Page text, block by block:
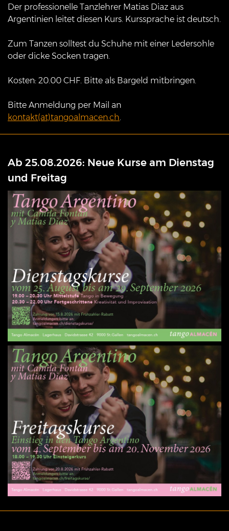
Der professionelle Tanzlehrer Matias Diaz aus
Argentinien leitet diesen Kurs. Kurssprache ist deutsch.
Zum Tanzen solltest du Schuhe mit einer Ledersohle
oder dicke Socken tragen.
Kosten: 20.00 CHF. Bitte als Bargeld mitbringen.
Bitte Anmeldung per Mail an
kontakt(at)tangoalmacen.ch
Ab 25.08.2026: Neue Kurse am Dienstag
und Freitag